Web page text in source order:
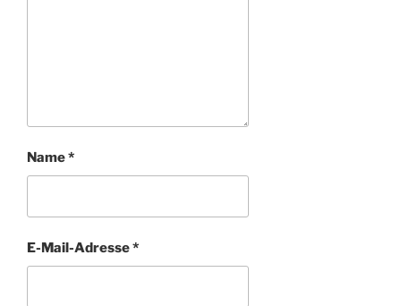
Name*
E-Mail-Adresse*